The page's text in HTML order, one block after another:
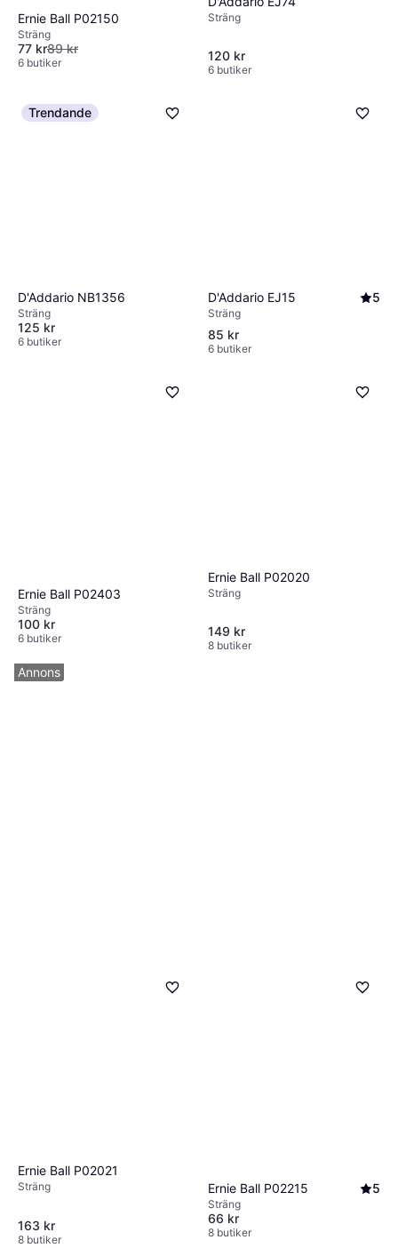
Ernie Ball P02150
Sträng
77 kr89 kr
6 butiker
Sträng
120 kr
6 butiker
Trendande
D'Addario NB1356
Sträng
125 kr
6 butiker
D'Addario EJ15 5
Sträng
85 kr
6 butiker
Ernie Ball P02403
Sträng
100 kr
6 butiker
Ernie Ball P02020
Sträng
149 kr
8 butiker
Ernie Ball P02021
Sträng
163 kr
8 butiker
Ernie Ball P02215 5
Sträng
66 kr
8 butiker
Annons